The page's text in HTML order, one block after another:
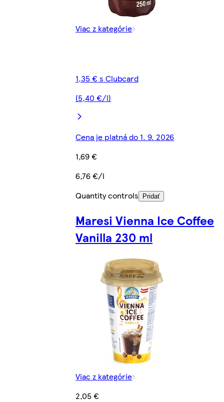
Viac z kategórie
1,35 € s Clubcard
(5,40 €/l)
Cena je platná do 1. 9. 2026
1,69 €
6,76 €/l
Quantity controls
Pridať
Maresi Vienna Ice Coffee
Vanilla 230 ml
Viac z kategórie
2,05 €